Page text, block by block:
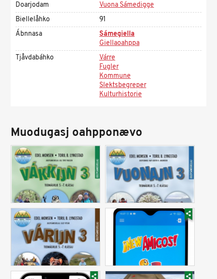
Doarjodam
Vuona Sámedigge
Biellelåhko
91
Ábnnasa
Sámegiella
Giellaoahppa
Tjåvdabáhko
Várre
Fugler
Kommune
Slektsbegreper
Kulturhistorie
Muodugasj oahpponævo